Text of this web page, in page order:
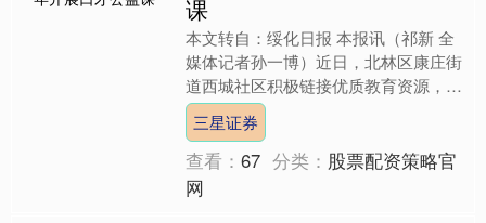
课
本文转自：绥化日报 本报讯（祁新 全
媒体记者孙一博）近日，北林区康庄街
道西城社区积极链接优质教育资源，携
手新潮口才学校，面向辖区7—15岁青
少年开展免费口才公益....
三星证券
查看：67 分类： 股票配资策略官
网